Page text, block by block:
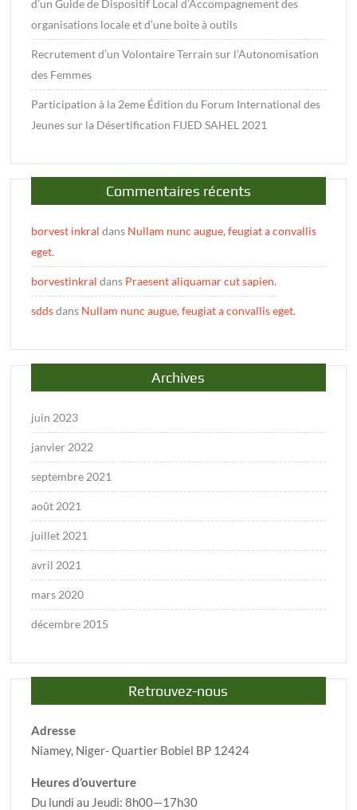
d’un Guide de Dispositif Local d’Accompagnement des
organisations locale et d’une boite à outils
Recrutement d’un Volontaire Terrain sur l’Autonomisation
des Femmes
Participation à la 2eme Édition du Forum International des
Jeunes sur la Désertification FIJED SAHEL 2021
Commentaires récents
borvest inkral dans Nullam nunc augue, feugiat a convallis
eget.
borvestinkral dans Praesent aliquamar cut sapien.
sddsdans Nullam nunc augue, feugiat a convallis eget.
Archives
juin 2023
janvier 2022
septembre 2021
août 2021
juillet 2021
avril 2021
mars 2020
décembre 2015
Retrouvez-nous
Adresse
Niamey, Niger- Quartier Bobiel BP 12424
Heures d’ouverture
Du lundi au Jeudi: 8h00—17h30